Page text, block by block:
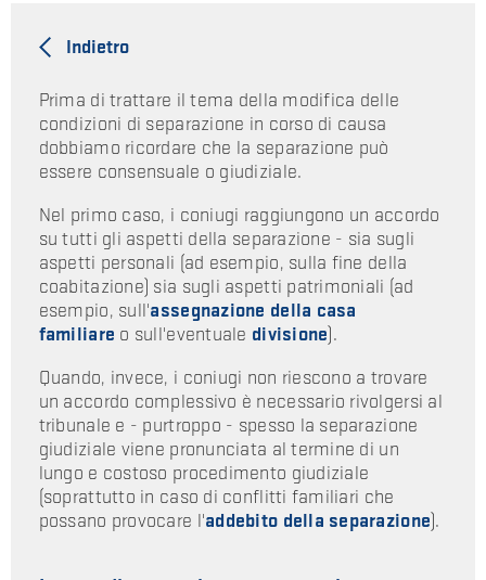
Indietro
Prima di trattare il tema della modifica delle
condizioni di separazione in corso di causa
dobbiamo ricordare che la separazione può
essere consensuale o giudiziale.
Nel primo caso, i coniugi raggiungono un accordo
su tutti gli aspetti della separazione - sia sugli
aspetti personali (ad esempio, sulla fine della
coabitazione) sia sugli aspetti patrimoniali (ad
esempio, sull'assegnazione della casa
familiare o sull'eventuale divisione).
Quando, invece, i coniugi non riescono a trovare
un accordo complessivo è necessario rivolgersi al
tribunale e - purtroppo - spesso la separazione
giudiziale viene pronunciata al termine di un
lungo e costoso procedimento giudiziale
(soprattutto in caso di conflitti familiari che
possano provocare l'addebito della separazione).